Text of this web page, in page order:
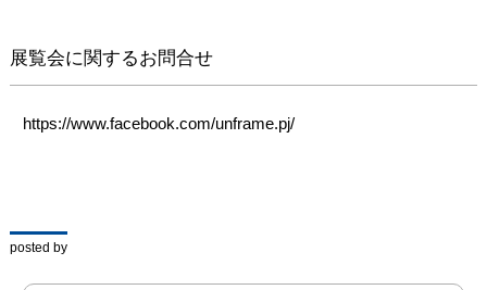
トです。
マのもと、インスタレー
各領域における表現の枠
を越えた可能性を探求し
ます。
展覧会に関するお問合せ
https://www.facebook.com/unframe.pj/
posted by